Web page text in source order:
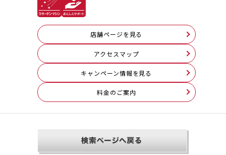
店舗ページを見る
アクセスマップ
キャンペーン情報を見る
料⾦のご案内